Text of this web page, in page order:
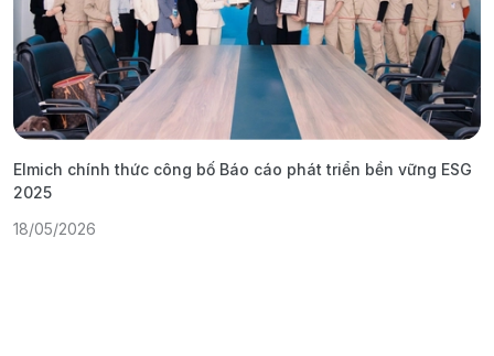
Elmich chính thức công bố Báo cáo phát triển bền vững ESG
2025
18/05/2026